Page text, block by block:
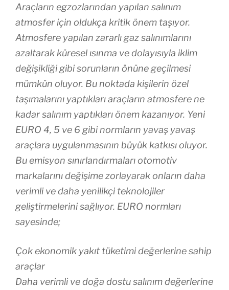
Araçların egzozlarından yapılan salınım
atmosfer için oldukça kritik önem taşıyor.
Atmosfere yapılan zararlı gaz salınımlarını
azaltarak küresel ısınma ve dolayısıyla iklim
değişikliği gibi sorunların önüne geçilmesi
mümkün oluyor. Bu noktada kişilerin özel
taşımalarını yaptıkları araçların atmosfere ne
kadar salınım yaptıkları önem kazanıyor. Yeni
EURO 4, 5 ve 6 gibi normların yavaş yavaş
araçlara uygulanmasının büyük katkısı oluyor.
Bu emisyon sınırlandırmaları otomotiv
markalarını değişime zorlayarak onların daha
verimli ve daha yenilikçi teknolojiler
geliştirmelerini sağlıyor. EURO normları
sayesinde;
Çok ekonomik yakıt tüketimi değerlerine sahip
araçlar
Daha verimli ve doğa dostu salınım değerlerine